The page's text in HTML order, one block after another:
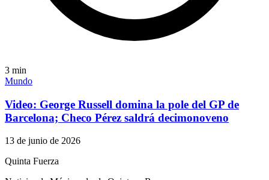
3 min
Mundo
Video: George Russell domina la pole del GP de
Barcelona; Checo Pérez saldrá decimonoveno
13 de junio de 2026
Quinta Fuerza